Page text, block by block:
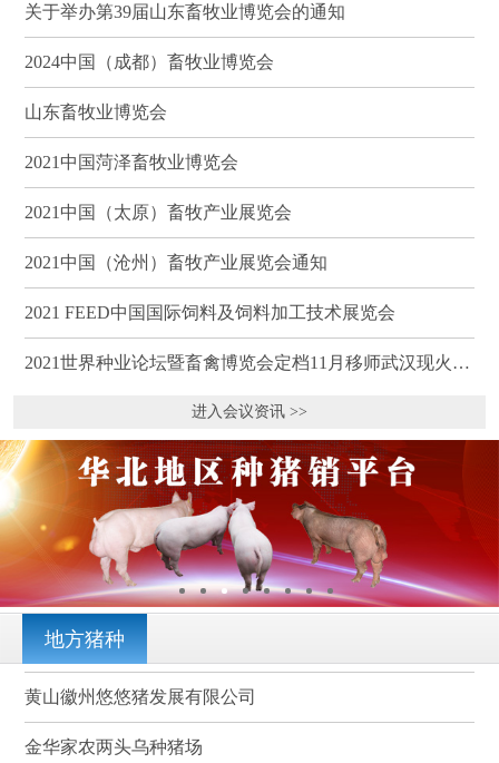
关于举办第39届山东畜牧业博览会的通知
2024中国（成都）畜牧业博览会
山东畜牧业博览会
2021中国菏泽畜牧业博览会
2021中国（太原）畜牧产业展览会
2021中国（沧州）畜牧产业展览会通知
2021 FEED中国国际饲料及饲料加工技术展览会
2021世界种业论坛暨畜禽博览会定档11月移师武汉现火热招商
进入会议资讯 >>
地方猪种
黄山徽州悠悠猪发展有限公司
金华家农两头乌种猪场